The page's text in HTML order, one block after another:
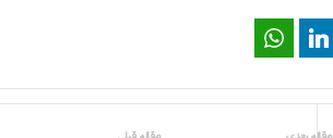
Pinterest
LinkedIn